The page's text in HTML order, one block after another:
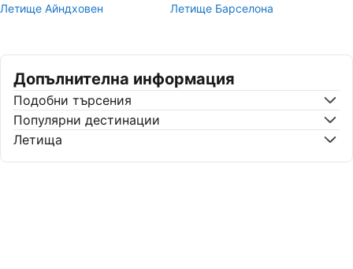
Летище Айндховен
Летище Барселона
Допълнителна информация
Подобни търсения
Популярни дестинации
Летища